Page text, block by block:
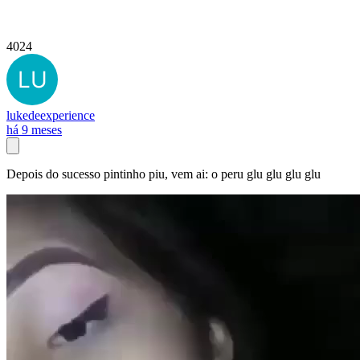
4024
lukedeexperience
há 9 meses
Depois do sucesso pintinho piu, vem ai: o peru glu glu glu glu